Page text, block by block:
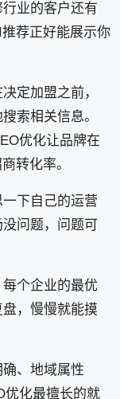
业的客户还有
荐正好能展示你
定加盟之前，
索相关信息。
优化让品牌在
转化率。
下自己的运营
问题，问题可
个企业的最优
，慢慢就能摸
、地域属性
优化最擅长的就